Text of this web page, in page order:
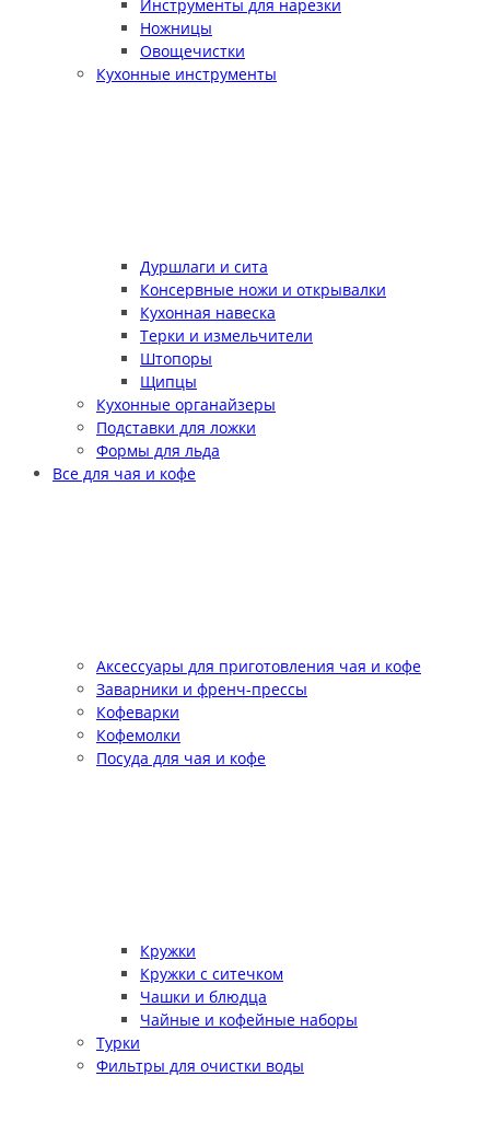
Инструменты для нарезки
Ножницы
Овощечистки
Кухонные инструменты
Дуршлаги и сита
Консервные ножи и открывалки
Кухонная навеска
Терки и измельчители
Штопоры
Щипцы
Кухонные органайзеры
Подставки для ложки
Формы для льда
Все для чая и кофе
Аксессуары для приготовления чая и кофе
Заварники и френч-прессы
Кофеварки
Кофемолки
Посуда для чая и кофе
Кружки
Кружки с ситечком
Чашки и блюдца
Чайные и кофейные наборы
Турки
Фильтры для очистки воды